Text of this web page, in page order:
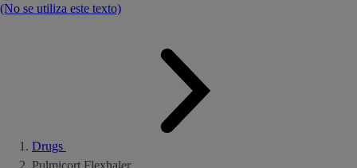
(No se utiliza este texto)
Drugs
Pulmicort Flexhaler